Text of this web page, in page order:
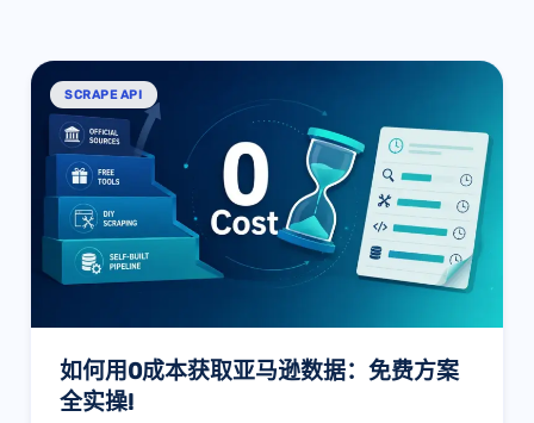
SCRAPE API
如何用0成本获取亚马逊数据：免费方案
全实操!